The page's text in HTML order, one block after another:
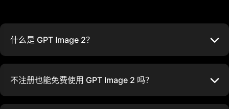
什么是 GPT Image 2？
不注册也能免费使用 GPT Image 2 吗？